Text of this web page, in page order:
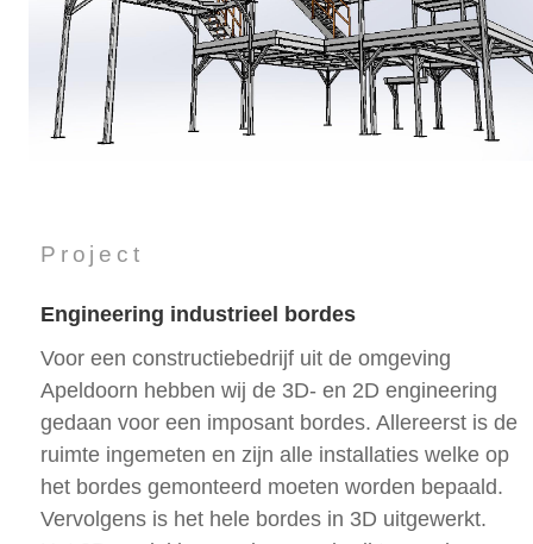
Project
Engineering industrieel bordes
Voor een constructiebedrijf uit de omgeving
Apeldoorn hebben wij de 3D- en 2D engineering
gedaan voor een imposant bordes. Allereerst is de
ruimte ingemeten en zijn alle installaties welke op
het bordes gemonteerd moeten worden bepaald.
Vervolgens is het hele bordes in 3D uitgewerkt.